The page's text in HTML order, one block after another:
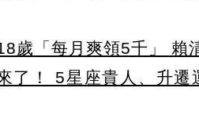
歲「每月爽領5千」 賴
了！ 5星座貴人、升